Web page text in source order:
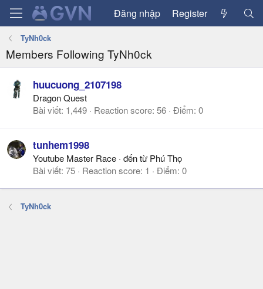
Đăng nhập Register
TyNh0ck
Members Following TyNh0ck
huucuong_2107198
Dragon Quest
Bài viết 1,449 Reaction score 56 Điểm 0
tunhem1998
Youtube Master Race · đến từ Phú Thọ
Bài viết 75 Reaction score 1 Điểm 0
TyNh0ck